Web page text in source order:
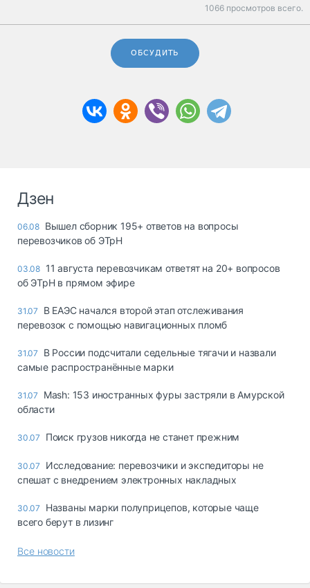
1066 просмотров всего.
ОБСУДИТЬ
Дзен
06.08 Вышел сборник 195+ ответов на вопросы
перевозчиков об ЭТрН
03.08 11 августа перевозчикам ответят на 20+ вопросов
об ЭТрН в прямом эфире
31.07
В ЕАЭС начался второй этап отслеживания
перевозок с помощью навигационных пломб
31.07
В России подсчитали седельные тягачи и назвали
самые распространённые марки
31.07
Mash: 153 иностранных фуры застряли в Амурской
области
30.07 Поиск грузов никогда не станет прежним
30.07
Исследование: перевозчики и экспедиторы не
спешат с внедрением электронных накладных
30.07
Названы марки полуприцепов, которые чаще
всего берут в лизинг
Все новости